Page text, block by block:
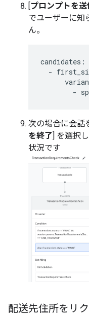
[プロンプトを送
でユーザーに知
ん。
candidates :
-
-
次の場合に会話
を終了] を選択
状況です
配送先住所をリ